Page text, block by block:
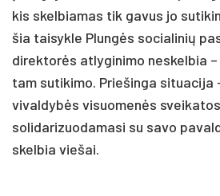
kis skel­bia­mas tik ga­vus jo
šia tai­syk­le Plungės so­cia­li­nių
di­rek­torės at­ly­gi­ni­mo ne­skel­bia
tam su­ti­ki­mo. Prie­šin­ga si­tua­ci­ja
vi­val­dybės vi­suo­menės
so­li­da­ri­zuo­da­ma­si su sa­vo
skel­bia vie­šai.